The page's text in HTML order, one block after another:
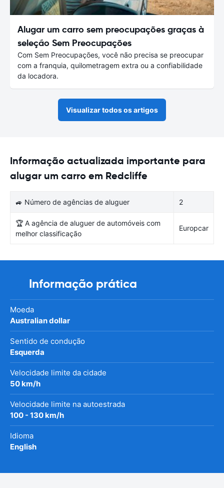
Alugar um carro sem preocupações graças à
seleção Sem Preocupações
Com Sem Preocupações, você não precisa se preocupar
com a franquia, quilometragem extra ou a confiabilidade
da locadora.
Visualizar todos os artigos
Informação actualizada importante para
alugar um carro em Redcliffe
🚙 Número de agências de aluguer 2
🏆 A agência de aluguer de automóveis com
melhor classificação
Europcar
Informação prática
Moeda
Australian dollar
Sentido de condução
Esquerda
Velocidade limite da cidade
50 km/h
Velocidade limite na autoestrada
100 - 130 km/h
Idioma
English